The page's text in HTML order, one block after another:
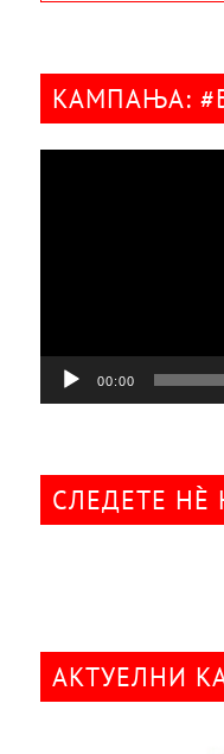
КАМПАЊА:
00:00
СЛЕДЕТЕ НÈ
АКТУЕЛНИ